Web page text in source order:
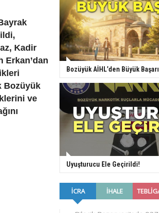
Kadir
Erkan’dan
Bozüyük
ve
Bozüyük AİHL’den Büyük Başarı
Uyuşturucu Ele Geçirildi!